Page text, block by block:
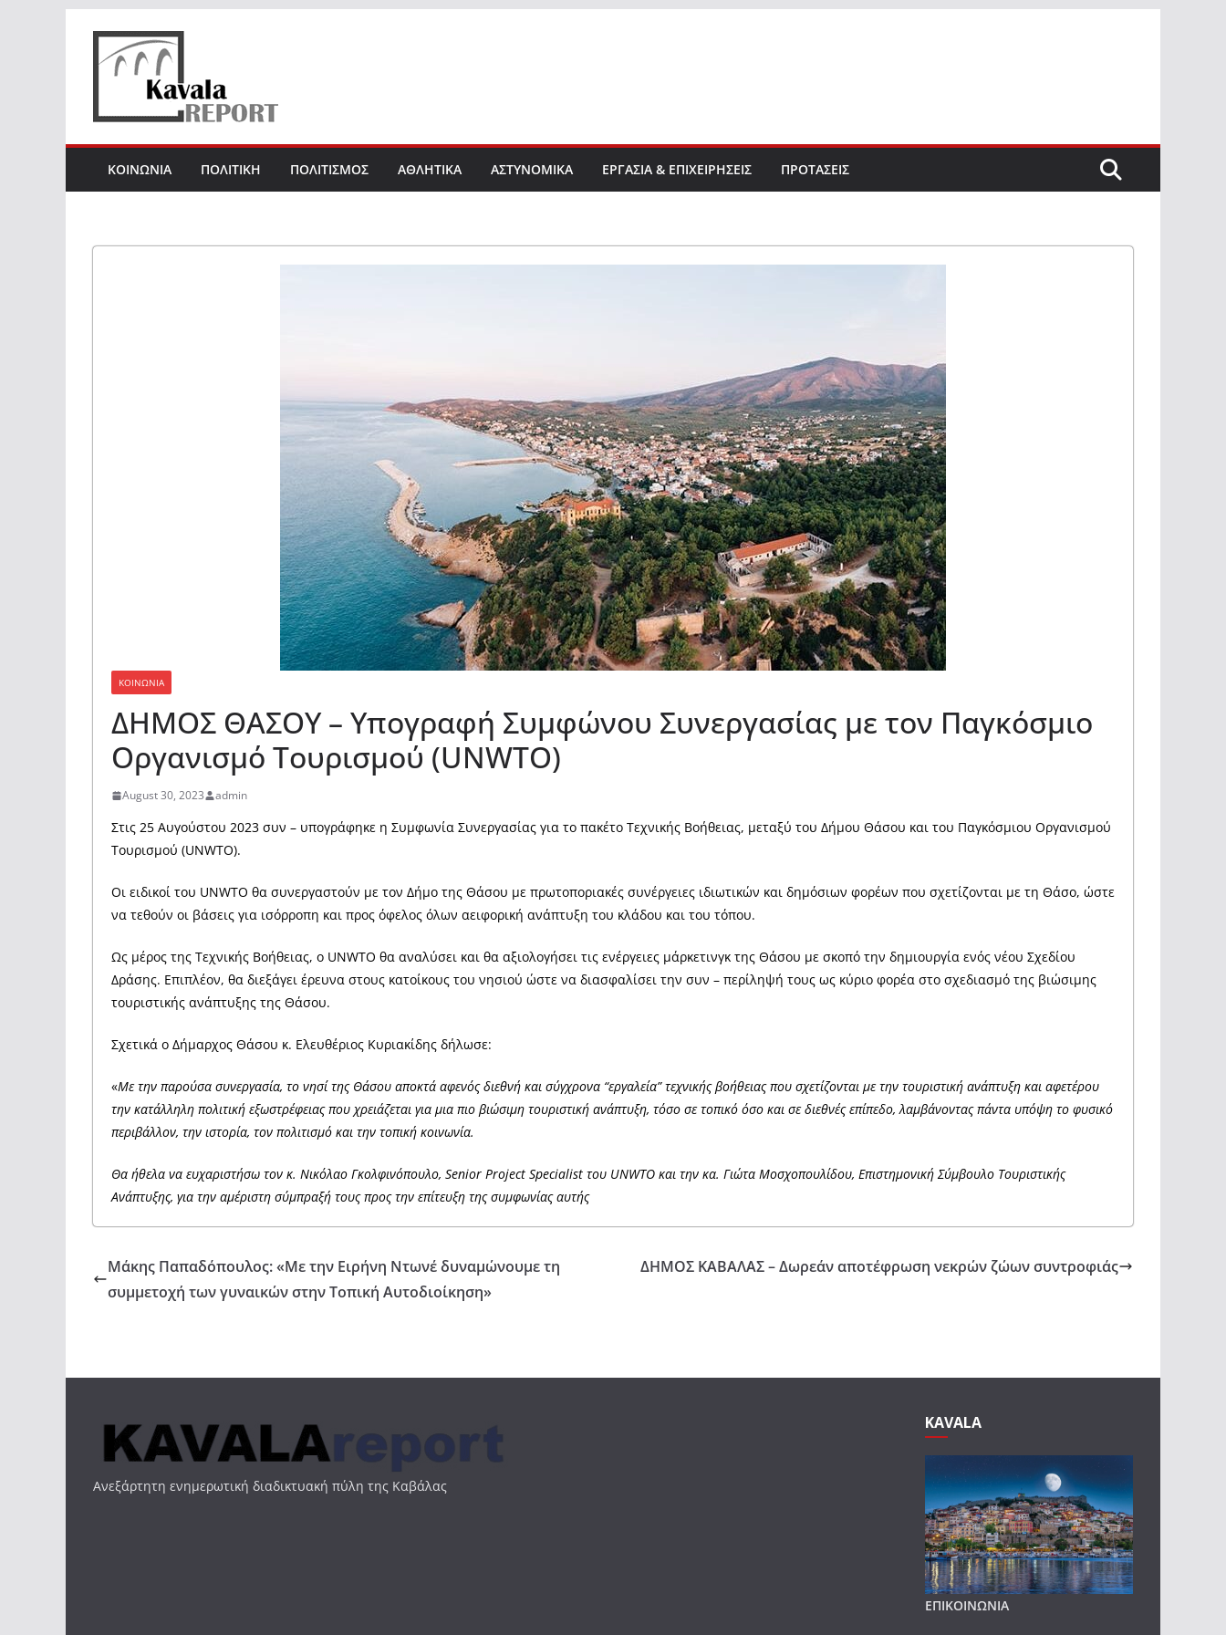
content
ΚΟΙΝΩΝΙΑ ΠΟΛΙΤΙΚΗ ΠΟΛΙΤΙΣΜΟΣ ΑΘΛΗΤΙΚΑ ΑΣΤΥΝΟΜΙΚΑ ΕΡΓΑΣΙΑ & ΕΠΙΧΕΙΡΗΣΕΙΣ ΠΡΟΤΑΣΕΙΣ
ΚΟΙΝΩΝΙΑ
ΔΗΜΟΣ ΘΑΣΟΥ – Υπογραφή Συμφώνου Συνεργασίας με τον Παγκόσμιο
Οργανισμό Τουρισμού (UNWTO)
August 30, 2023 admin
Στις 25 Αυγούστου 2023 συν – υπογράφηκε η Συμφωνία Συνεργασίας για το πακέτο Τεχνικής Βοήθειας, μεταξύ του Δήμου Θάσου και του Παγκόσμιου Οργανισμού
Τουρισμού (UNWTO).
Οι ειδικοί του UNWTO θα συνεργαστούν με τον Δήμο της Θάσου με πρωτοποριακές συνέργειες ιδιωτικών και δημόσιων φορέων που σχετίζονται με τη Θάσο, ώστε
να τεθούν οι βάσεις για ισόρροπη και προς όφελος όλων αειφορική ανάπτυξη του κλάδου και του τόπου.
Ως μέρος της Τεχνικής Βοήθειας, ο UNWTO θα αναλύσει και θα αξιολογήσει τις ενέργειες μάρκετινγκ της Θάσου με σκοπό την δημιουργία ενός νέου Σχεδίου
Δράσης. Επιπλέον, θα διεξάγει έρευνα στους κατοίκους του νησιού ώστε να διασφαλίσει την συν – περίληψή τους ως κύριο φορέα στο σχεδιασμό της βιώσιμης
τουριστικής ανάπτυξης της Θάσου.
Σχετικά ο Δήμαρχος Θάσου κ. Ελευθέριος Κυριακίδης δήλωσε:
«Με την παρούσα συνεργασία, το νησί της Θάσου αποκτά αφενός διεθνή και σύγχρονα “εργαλεία” τεχνικής βοήθειας που σχετίζονται με την τουριστική ανάπτυξη και αφετέρου
την κατάλληλη πολιτική εξωστρέφειας που χρειάζεται για μια πιο βιώσιμη τουριστική ανάπτυξη, τόσο σε τοπικό όσο και σε διεθνές επίπεδο, λαμβάνοντας πάντα υπόψη το φυσικό
περιβάλλον, την ιστορία, τον πολιτισμό και την τοπική κοινωνία.
Θα ήθελα να ευχαριστήσω τον κ. Νικόλαο Γκολφινόπουλο, Senior Project Specialist του UNWTO και την κα. Γιώτα Μοσχοπουλίδου, Επιστημονική Σύμβουλο Τουριστικής
Ανάπτυξης, για την αμέριστη σύμπραξή τους προς την επίτευξη της συμφωνίας αυτής
Μάκης Παπαδόπουλος: «Με την Ειρήνη Ντωνέ δυναμώνουμε τη
συμμετοχή των γυναικών στην Τοπική Αυτοδιοίκηση»
ΔΗΜΟΣ ΚΑΒΑΛΑΣ – Δωρεάν αποτέφρωση νεκρών ζώων συντροφιάς
Ανεξάρτητη ενημερωτική διαδικτυακή πύλη της Καβάλας
KAVALA
ΕΠΙΚΟΙΝΩΝΙΑ